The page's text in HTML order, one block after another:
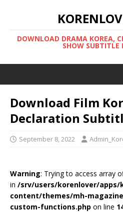
DOWNLOAD DRAMA KOREA,
SHOW SUBTITLE
Download Film
Declaration
September 8, 2022
Warning: Trying to access array
in /srv/users/korenlover/apps/
content/themes/mh-
custom-functions.php on line